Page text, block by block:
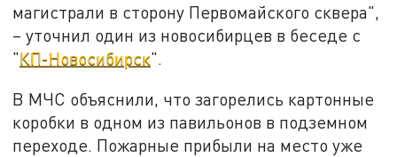
магистрали в сторону Первомайского сквера",
– уточнил один из новосибирцев в беседе с
"КП-Новосибирск".
В МЧС объяснили, что загорелись картонные
коробки в одном из павильонов в подземном
переходе. Пожарные прибыли на место уже